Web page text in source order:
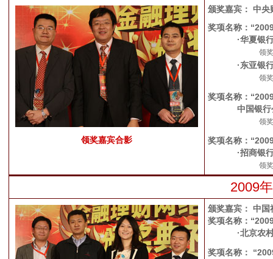
领奖嘉宾合影
颁奖嘉宾： 中央
奖项名称：
·华夏银
领
·东亚银
领
奖项名称：
中国银
领
奖项名称：
·招商银
领
2009
颁奖嘉宾： 中国
奖项名称：
·北京农
奖项名称：